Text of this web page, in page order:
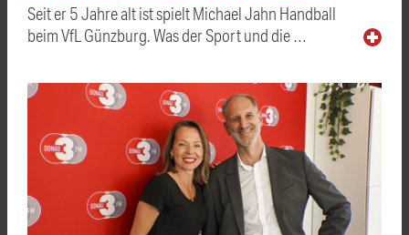
Seit er 5 Jahre alt ist spielt Michael Jahn Handball
beim VfL Günzburg. Was der Sport und die …